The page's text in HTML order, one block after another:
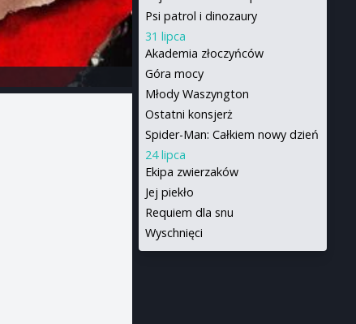
Psi patrol i dinozaury
31 lipca
Akademia złoczyńców
Góra mocy
Młody Waszyngton
Ostatni konsjerż
Spider-Man: Całkiem nowy dzień
24 lipca
Ekipa zwierzaków
Jej piekło
Requiem dla snu
Wyschnięci